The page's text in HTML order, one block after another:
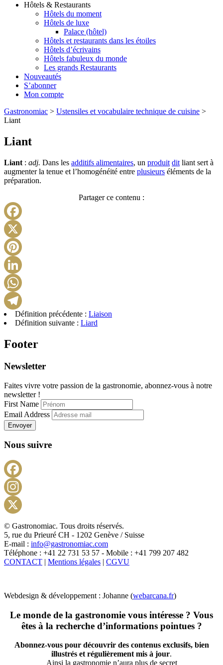
Hôtels & Restaurants
Hôtels du moment
Hôtels de luxe
Palace (hôtel)
Hôtels et restaurants dans les étoiles
Hôtels d’écrivains
Hôtels fabuleux du monde
Les grands Restaurants
Nouveautés
S’abonner
Mon compte
Gastronomiac > Ustensiles et vocabulaire technique de cuisine >
Liant
Liant
Liant : adj. Dans les additifs alimentaires, un produit dit liant sert à
augmenter la tenue et l’homogénéité entre plusieurs éléments de la
préparation.
Partager ce contenu :
Telegram
Définition précédente : Liaison
Définition suivante : Liard
Footer
Newsletter
Faites vivre votre passion de la gastronomie, abonnez-vous à notre
newsletter !
First Name
Email Address
Envoyer
Nous suivre
X
© Gastronomiac. Tous droits réservés.
5, rue du Prieuré CH - 1202 Genève / Suisse
E-mail : info@gastronomiac.com
Téléphone : +41 22 731 53 57 - Mobile : +41 799 207 482
CONTACT | Mentions légales | CGVU
Webdesign & développement : Johanne (webarcana.fr)
Le monde de la gastronomie vous intéresse ? Vous
êtes à la recherche d’informations pointues ?
Abonnez-vous pour découvrir des contenus exclusifs, bien
illustrés et régulièrement mis à jour.
Ainsi la gastronomie n’aura plus de secret